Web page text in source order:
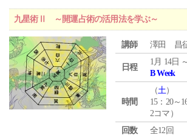
九星術Ⅱ ～開運占術の活用法を学ぶ～
講師 澤田 昌
日程
1月 14日
B Week
時間
（土）
15：20～
2コマ）
回数
全12回